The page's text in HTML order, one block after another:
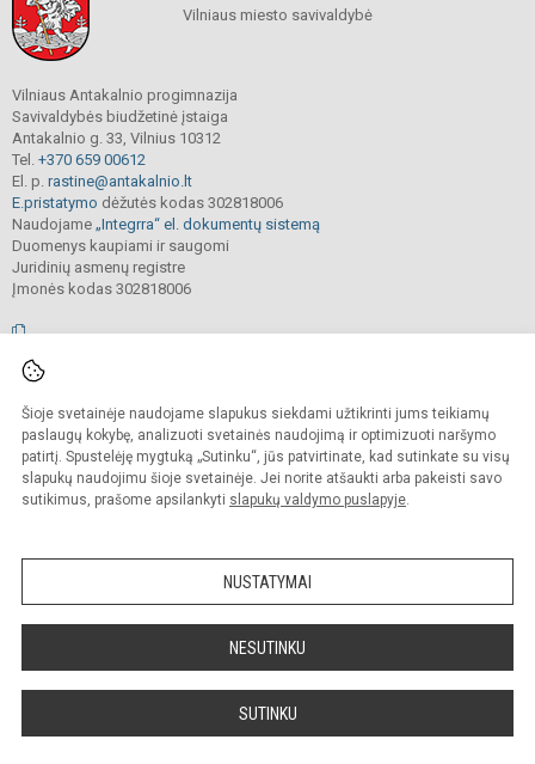
Šioje svetainėje naudojame slapukus siekdami užtikrinti jums teikiamų
paslaugų kokybę, analizuoti svetainės naudojimą ir optimizuoti naršymo
patirtį. Spustelėję mygtuką „Sutinku“, jūs patvirtinate, kad sutinkate su visų
slapukų naudojimu šioje svetainėje. Jei norite atšaukti arba pakeisti savo
sutikimus, prašome apsilankyti slapukų valdymo puslapyje.
NUSTATYMAI
NESUTINKU
SUTINKU
Vilniaus miesto savivaldybė
Vilniaus Antakalnio progimnazija
Savivaldybės biudžetinė įstaiga
Antakalnio g. 33, Vilnius 10312
Tel. +370 659 00612
El. p. rastine@antakalnio.lt
E.pristatymo dėžutės kodas 302818006
Naudojame „Integrra“ el. dokumentų sistemą
Duomenys kaupiami ir saugomi
Juridinių asmenų registre
Įmonės kodas 302818006
Kopijuoti, cituoti ar kitaip atvaizduoti internetinės svetainės turinį be raštiško
mokyklos vadovų sutikimo yra draudžiama.
Prieinamumo paraiška Slapukų valdymas
Sumanus būdas atnaujinti